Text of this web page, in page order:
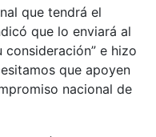
que tendrá el
que lo enviará al
consideración” e hizo
que apoyen
nacional de